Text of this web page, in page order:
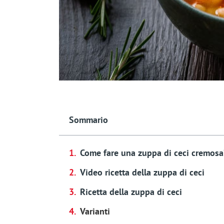
Sommario
Come fare una zuppa di ceci
Video ricetta della zuppa di ceci
Ricetta della zuppa di ceci
Varianti